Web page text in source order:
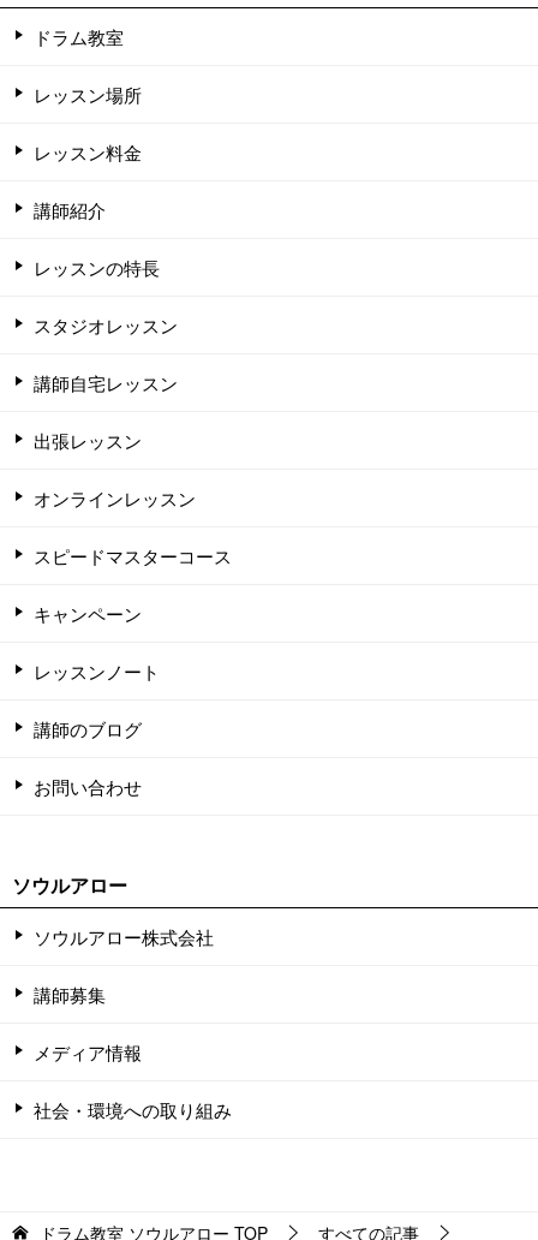
ドラム教室
レッスン場所
レッスン料金
講師紹介
レッスンの特長
スタジオレッスン
講師自宅レッスン
出張レッスン
オンラインレッスン
スピードマスターコース
キャンペーン
レッスンノート
講師のブログ
お問い合わせ
ソウルアロー
ソウルアロー株式会社
講師募集
メディア情報
社会・環境への取り組み
ドラム教室 ソウルアロー TOP すべての記事